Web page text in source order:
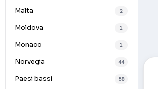
Malta 2
Moldova 1
Monaco 1
Norvegia 44
Paesi bassi 58